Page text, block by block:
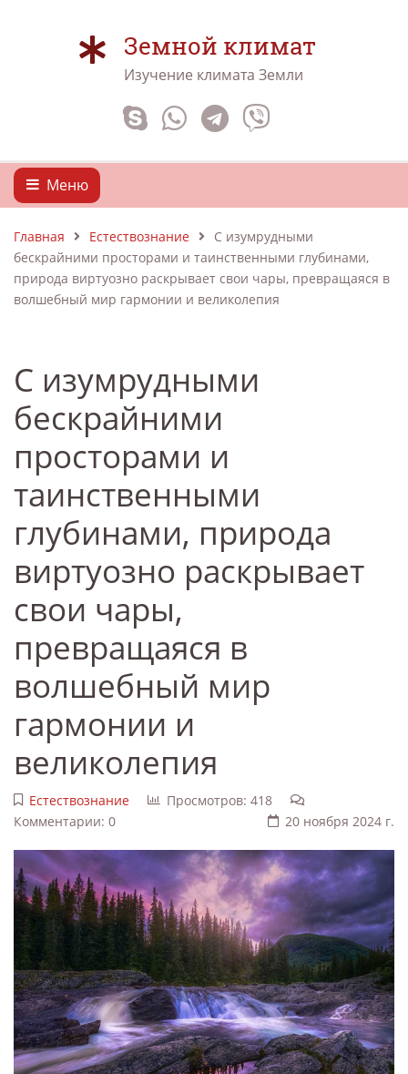
Земной климат
Изучение климата Земли
Меню
Главная Естествознание
С изумрудными
бескрайними просторами и таинственными глубинами,
природа виртуозно раскрывает свои чары, превращаяся в
волшебный мир гармонии и великолепия
С изумрудными
бескрайними
просторами и
таинственными
глубинами, природа
виртуозно раскрывает
свои чары,
превращаяся в
волшебный мир
гармонии и
великолепия
Естествознание
Просмотров: 418
Комментарии: 0
20 ноября 2024 г.